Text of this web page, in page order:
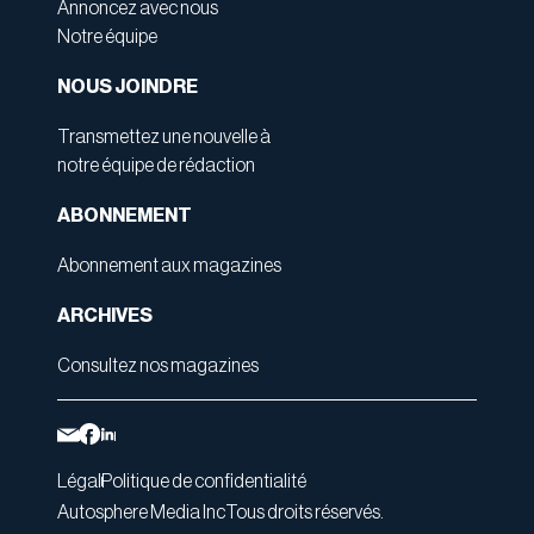
Annoncez avec nous
Notre équipe
NOUS JOINDRE
Transmettez une nouvelle à
notre équipe de rédaction
ABONNEMENT
Abonnement aux magazines
ARCHIVES
Consultez nos magazines
Légal Politique de confidentialité
Autosphere Media Inc Tous droits réservés.